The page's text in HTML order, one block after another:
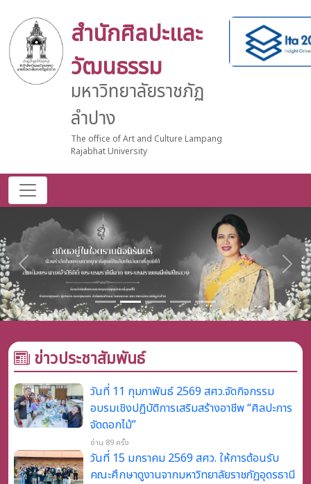
สำนักศิลปะและ
วัฒนธรรม
มหาวิทยาลัยราชภัฏ
ลำปาง
The office of Art and Culture Lampang
Rajabhat University
Previous Next
ข่าวประชาสัมพันธ์
วันที่ 11 กุมภาพันธ์ 2569 สศว.จัดกิจกรรม
อบรมเชิงปฏิบัติการเสริมสร้างอาชีพ “ศิลปะการ
จัดดอกไม้”
อ่าน 89 ครั้ง
วันที่ 15 มกราคม 2569 สศว. ให้การต้อนรับ
คณะศึกษาดูงานจากมหาวิทยาลัยราชภัฏอุดรธานี